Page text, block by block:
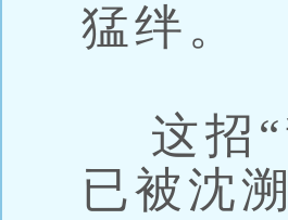
猛绊。
这招“
已被沈